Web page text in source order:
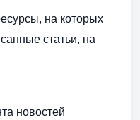
на которых
статьи, на
новостей